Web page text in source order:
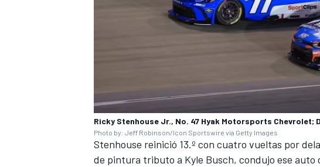
Ricky Stenhouse Jr., No. 47 Hyak Motorsports Chevrolet;
Photo by: Jeff Robinson/Icon Sportswire via Getty Images
Stenhouse reinició 13.º con cuatro vueltas por
de pintura tributo a Kyle Busch, condujo ese auto